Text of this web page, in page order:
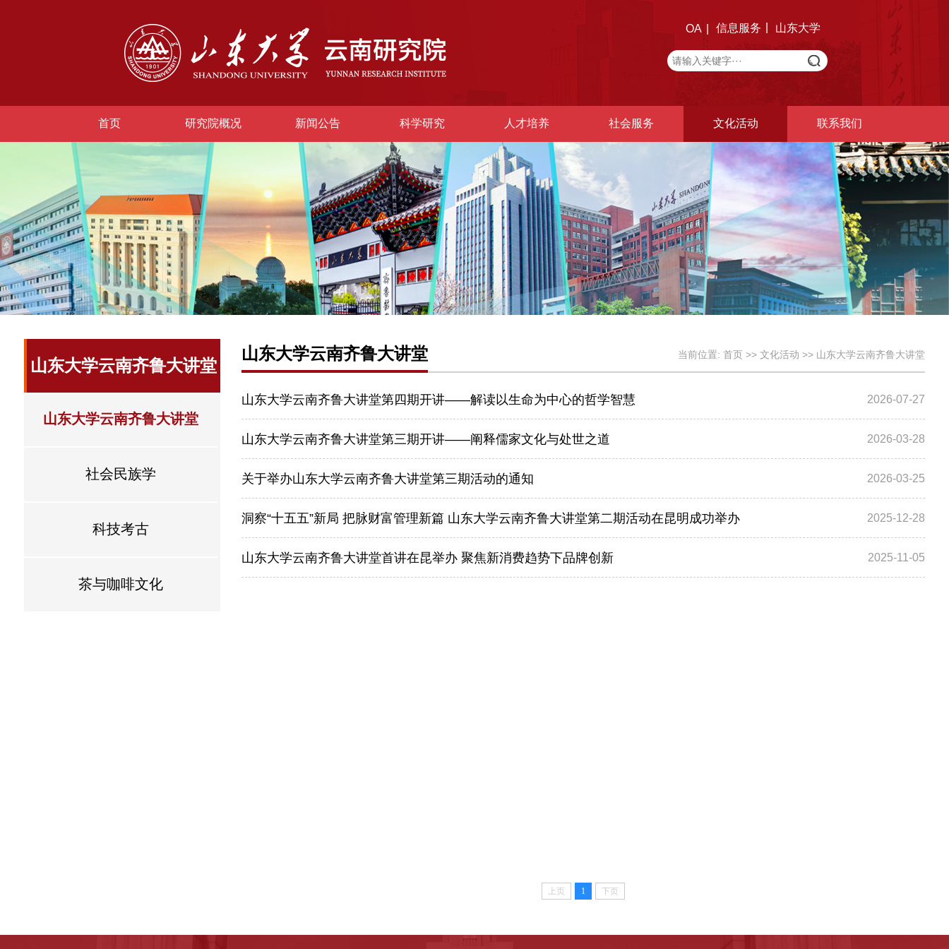
OA 信息服务 山东大学
首页 研究院概况 新闻公告 科学研究 人才培养 社会服务 文化活动 联系我们
山东大学云南齐鲁大讲堂
山东大学云南齐鲁大讲堂
社会民族学
科技考古
茶与咖啡文化
山东大学云南齐鲁大讲堂 当前位置:首页 >>文化活动 >> 山东大学云南齐鲁大讲堂
山东大学云南齐鲁大讲堂第四期开讲——解读以生命为中心的哲学智慧 2026-07-27
山东大学云南齐鲁大讲堂第三期开讲——阐释儒家文化与处世之道 2026-03-28
关于举办山东大学云南齐鲁大讲堂第三期活动的通知 2026-03-25
洞察“十五五”新局 把脉财富管理新篇 山东大学云南齐鲁大讲堂第二期活动在昆明成功举办 2025-12-28
山东大学云南齐鲁大讲堂首讲在昆举办 聚焦新消费趋势下品牌创新 2025-11-05
上页 1 下页